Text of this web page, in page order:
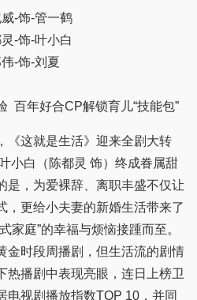
-饰-管一鹤
-饰-叶小白
-饰-刘夏
年好合CP解锁育儿“技能包”
这就是生活》迎来全剧大转
小白（陈都灵 饰）终成眷属甜
是，为爱裸辞、离职丰盛不仅让
，更给小夫妻的新婚生活带来了
家庭”的幸福与烦恼接踵而至。
金时段周播剧，但生活流的剧情
热播剧中表现亮眼，连日上榜卫
电视剧播放指数TOP 10，并同